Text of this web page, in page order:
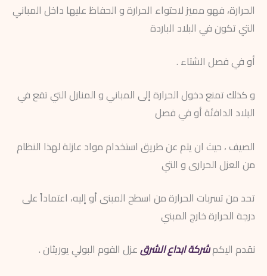
الحرارة، فهو مميز لاحتواء الحرارة و الحفاظ عليها داخل المباني
التي تكون في البلاد الباردة
أو في فصل الشتاء .
و كذلك تمنع دخول الحرارة إلى المباني و المنازل التي تقع في
البلاد الدافئة أو في فصل
الصيف ، حيث ان يتم عن طريق استخدام مواد عازلة لهذا النظام
من العزل الحرارى و التي
تحد من تسربات الحرارة من اسطح المبنى أو إليه، اعتماداً على
درجة الحرارة خارج المبني
نقدم اليكمشركة ابداع الشرقعزل الفوم البولي يوريثان .